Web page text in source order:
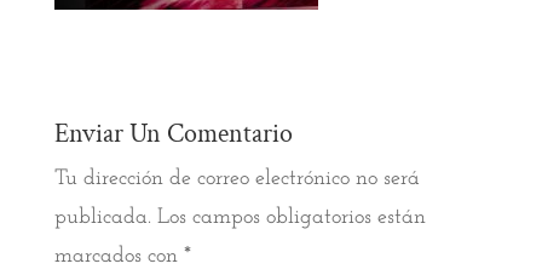
Enviar Un Comentario
Tu dirección de correo electrónico no será
publicada. Los campos obligatorios están
marcados con *